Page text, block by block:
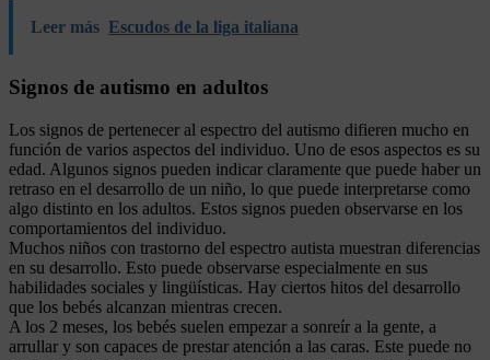
Leer más Escudos de la liga italiana
Signos de autismo en adultos
Los signos de pertenecer al espectro del autismo difieren mucho en
función de varios aspectos del individuo. Uno de esos aspectos es su
edad. Algunos signos pueden indicar claramente que puede haber un
retraso en el desarrollo de un niño, lo que puede interpretarse como
algo distinto en los adultos. Estos signos pueden observarse en los
comportamientos del individuo.
Muchos niños con trastorno del espectro autista muestran diferencias
en su desarrollo. Esto puede observarse especialmente en sus
habilidades sociales y lingüísticas. Hay ciertos hitos del desarrollo
que los bebés alcanzan mientras crecen.
A los 2 meses, los bebés suelen empezar a sonreír a la gente, a
arrullar y son capaces de prestar atención a las caras. Este puede no